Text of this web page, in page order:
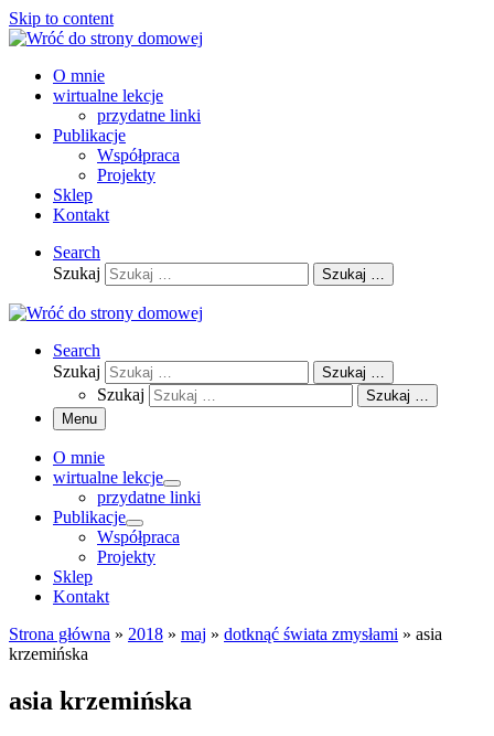
Skip to content
O mnie
wirtualne lekcje
przydatne linki
Publikacje
Współpraca
Projekty
Sklep
Kontakt
Search
Szukaj
Szukaj …
Search
Szukaj
Szukaj …
Szukaj
Szukaj …
Menu
O mnie
wirtualne lekcje
przydatne linki
Publikacje
Współpraca
Projekty
Sklep
Kontakt
Strona główna » 2018 » maj » dotknąć świata zmysłami » asia
krzemińska
asia krzemińska